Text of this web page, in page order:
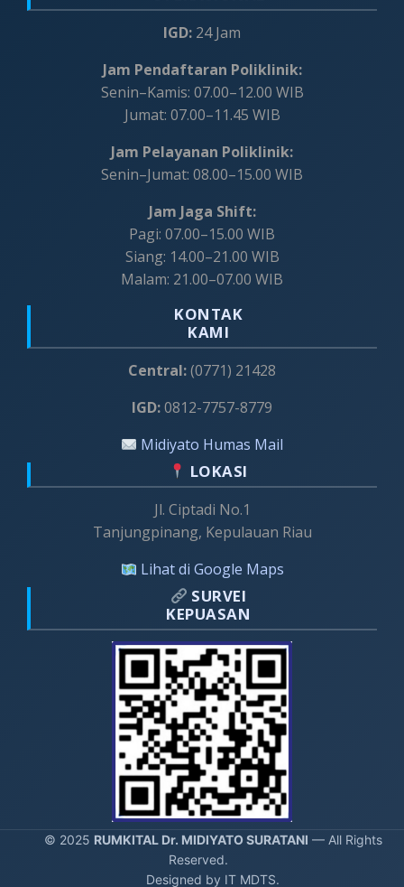
IGD: 24 Jam
Jam Pendaftaran Poliklinik:
Senin–Kamis: 07.00–12.00 WIB
Jumat: 07.00–11.45 WIB
Jam Pelayanan Poliklinik:
Senin–Jumat: 08.00–15.00 WIB
Jam Jaga Shift:
Pagi: 07.00–15.00 WIB
Siang: 14.00–21.00 WIB
Malam: 21.00–07.00 WIB
KONTAK
KAMI
Central:(0771) 21428
IGD:0812-7757-8779
Midiyato Humas Mail
LOKASI
Jl. Ciptadi No.1
Tanjungpinang, Kepulauan Riau
Lihat di Google Maps
SURVEI
KEPUASAN
© 2025 RUMKITAL Dr. MIDIYATO SURATANI — All Rights
Reserved.
Designed by IT MDTS.